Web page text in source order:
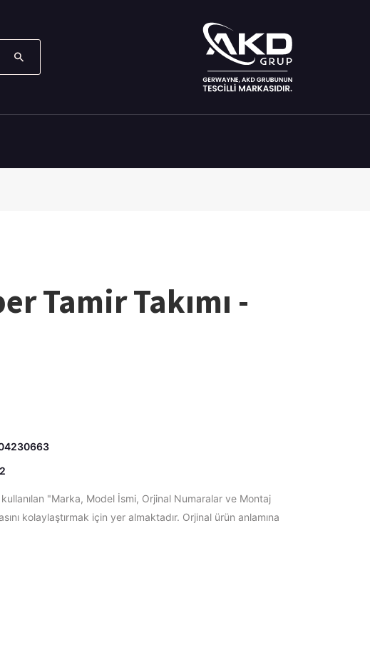
Tamir Takımı -
"Marka, Model İsmi, Orjinal Numaralar ve Montaj
kolaylaştırmak için yer almaktadır. Orjinal ürün anlamına